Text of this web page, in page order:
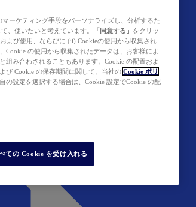
ーケティング手段をパーソナライズし、分析するた
、使いたいと考えています。
「同意する」 をクリッ
よび使用、ならびに (ii) Cookieの使用から収集され
Cookie の使用から収集されたデータは、お客様によ
組み合わされることもあります。Cookie の配置およ
び Cookie の保存期間に関して、当社の Cookie ポリ
の設定を選択する場合は、Cookie 設定でCookie の配
ての Cookie を受け入れる